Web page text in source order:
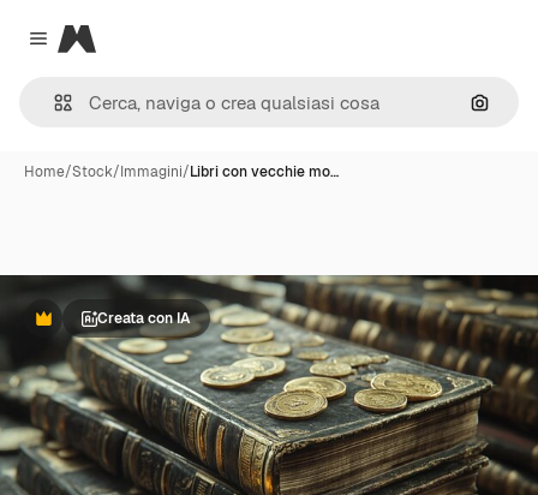
Close menu
Magnific
Cerca
Home/Stock/Immagini/Libri con vecchie mo…
PremiumCreata con IA